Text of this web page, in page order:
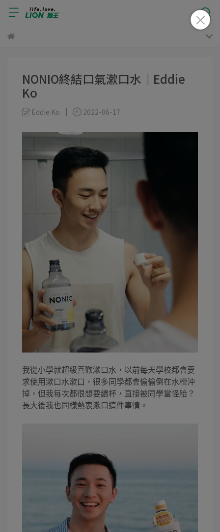
NONIO終結口氣漱口水║Eddie
Ko
Eddie Ko 2022-06-17
我從小學就超級喜歡漱口水，以前每天學校都會要
求使用漱口水漱口，很多同學都會偷偷倒在水槽沖
掉，但我每次都很想要續杯，直接被同學當怪胎？
長大後我也同樣熱衷漱口這件事情。